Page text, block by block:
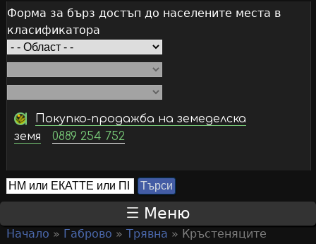
Форма за бърз достъп до населените места в
класификатора
Покупко-продажба на земеделска
земя
0889 254 752
S
e
Т
ъ
с
Меню
Начало » Габрово » Трявна » Кръстеняците